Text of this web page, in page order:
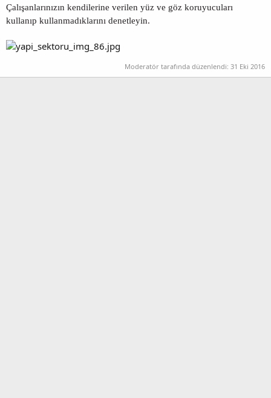
Çalışanlarınızın kendilerine verilen yüz ve göz koruyucuları
kullanıp kullanmadıklarını denetleyin.
Moderatör tarafında düzenlendi: 31 Eki 2016